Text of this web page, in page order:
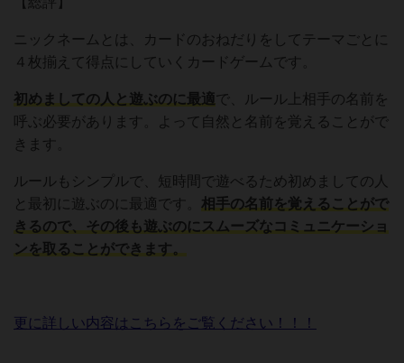
ニックネームとは、カードのおねだりをしてテーマごとに
４枚揃えて得点にしていくカードゲームです。
初めましての人と遊ぶのに最適で、ルール上相手の名前を
呼ぶ必要があります。よって自然と名前を覚えることがで
きます。
ルールもシンプルで、短時間で遊べるため初めましての人
と最初に遊ぶのに最適です。 相手の名前を覚えることがで
きるので、その後も遊ぶのにスムーズなコミュニケーショ
ンを取ることができます。
更に詳しい内容はこちらをご覧ください！！！